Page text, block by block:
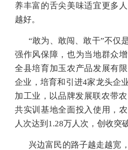
养丰富的舌尖美味适宜更多
越好。
“敢为、敢闯、敢干”不仅
强作风保障，也为当地群众
全县培育加玉农产品发展有
企业，培育和引进4家龙头企
加工业，以品牌发展联农带
共实训基地全面投入使用，
人次达到1.28万人次，创收突
兴边富民的路子越走越宽